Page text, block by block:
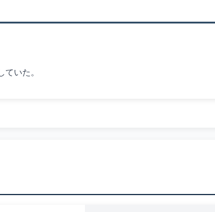
いた。